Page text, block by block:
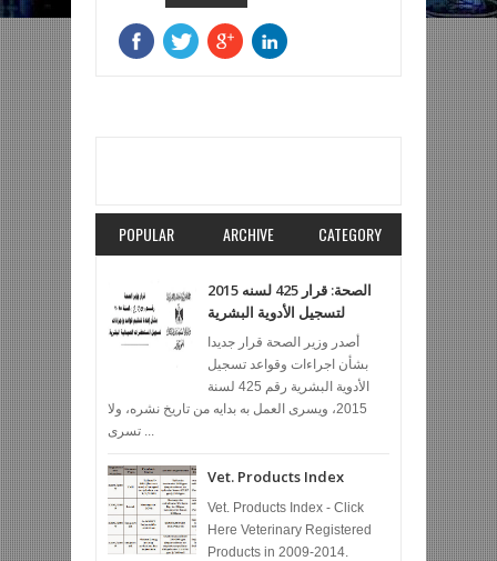
POPULAR ARCHIVE CATEGORY
الصحة: قرار 425 لسنه 2015
لتسجيل الأدوية البشرية
أصدر وزير الصحة قرار جديدا
بشأن اجراءات وقواعد تسجيل
الأدوية البشرية رقم 425 لسنة
2015، ويسرى العمل به بدايه من تاريخ نشره، ولا
تسرى ...
Vet. Products Index
Vet. Products Index - Click
Here Veterinary Registered
Products in 2009-2014.